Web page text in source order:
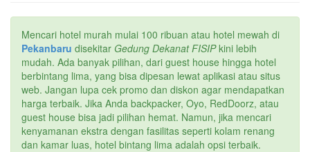
Mencari hotel murah mulai 100 ribuan atau hotel mewah di
Pekanbaru disekitar Gedung Dekanat FISIPkini lebih
mudah. Ada banyak pilihan, dari guest house hingga hotel
berbintang lima, yang bisa dipesan lewat aplikasi atau situs
web. Jangan lupa cek promo dan diskon agar mendapatkan
harga terbaik. Jika Anda backpacker, Oyo, RedDoorz, atau
guest house bisa jadi pilihan hemat. Namun, jika mencari
kenyamanan ekstra dengan fasilitas seperti kolam renang
dan kamar luas, hotel bintang lima adalah opsi terbaik.